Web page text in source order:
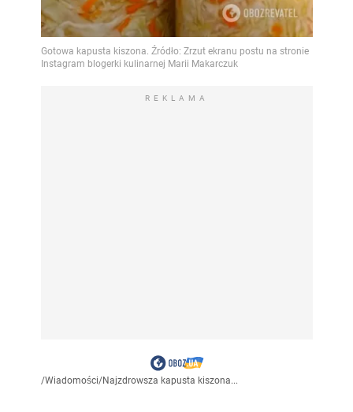
REKLAMA
/Wiadomości/Najzdrowsza kapusta kiszona...